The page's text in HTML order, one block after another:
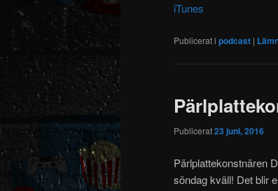
iTunes
Publicerat i podcast |
Publicerat23 juni, 2016
Pärlplattekonstnären
söndag kväll! Det blir